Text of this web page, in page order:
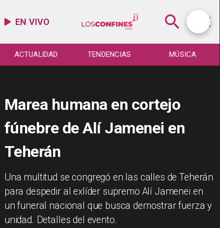
EN VIVO
ACTUALIDAD TENDENCIAS MÚSICA
Marea humana en cortejo
fúnebre de Alí Jamenei en
Teherán
Una multitud se congregó en las calles de Teherán
para despedir al exlíder supremo Alí Jamenei en
un funeral nacional que busca demostrar fuerza y
unidad. Detalles del evento.